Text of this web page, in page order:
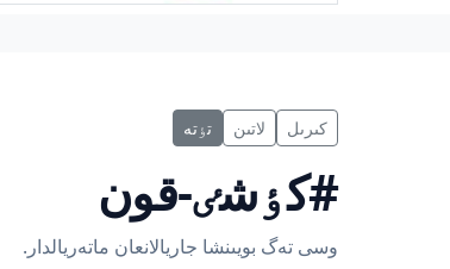
كىرىل لاتىن تٶتە
#كٶشٸ-قون
وسى تەگ بويىنشا جاريالانعان ماتەريالدار.